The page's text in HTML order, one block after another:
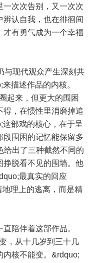
次次告别，又一次次
辨认自我，也在徘徊间
才有勇气成为一个幸福
与现代观众产生深刻共
描述作品的内核。
起来，但更大的围困
，在惯性里消磨掉追
部戏的核心，在于呈
围困的记忆能保留多
给出了三种截然不同的
挣脱看不见的围墙。他
最真实的回应
理上的逃离，而是精
陪伴着这部作品。
，从十几岁到三十几
内核不能变。&rdquo;